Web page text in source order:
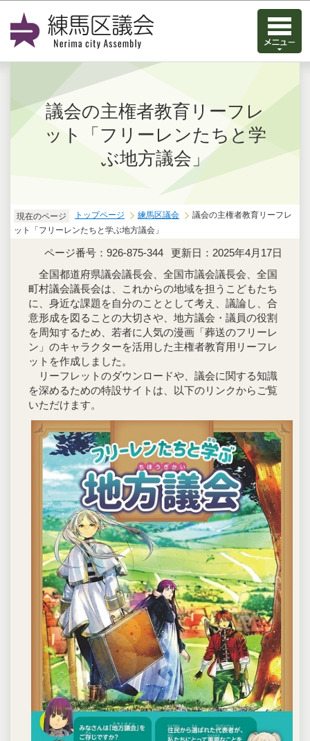
議会の主権者教育リーフレ
ット「フリーレンたちと学
ぶ地方議会」
現在のページ トップページ 練馬区議会
議会の主権者教育リーフレ
ット「フリーレンたちと学ぶ地方議会」
ページ番号：926-875-344
更新日：2025年4月17日
全国都道府県議会議長会、全国市議会議長会、全国
町村議会議長会は、これからの地域を担うこどもたち
に、身近な課題を自分のこととして考え、議論し、合
意形成を図ることの大切さや、地方議会・議員の役割
を周知するため、若者に人気の漫画「葬送のフリーレ
ン」のキャラクターを活用した主権者教育用リーフレ
ットを作成しました。
リーフレットのダウンロードや、議会に関する知識
を深めるための特設サイトは、以下のリンクからご覧
いただけます。